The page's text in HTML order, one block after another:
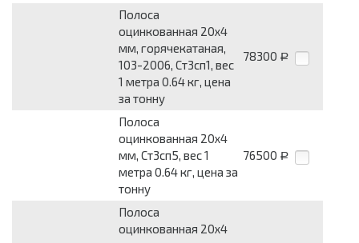
Полоса
оцинкованная 20x4
мм, горячекатаная,
103-2006, Ст3сп1, вес
1 метра 0.64 кг, цена
за тонну
78300 Р
Полоса
оцинкованная 20x4
мм, Ст3сп5, вес 1
метра 0.64 кг, цена за
тонну
76500 Р
Полоса
оцинкованная 20x4